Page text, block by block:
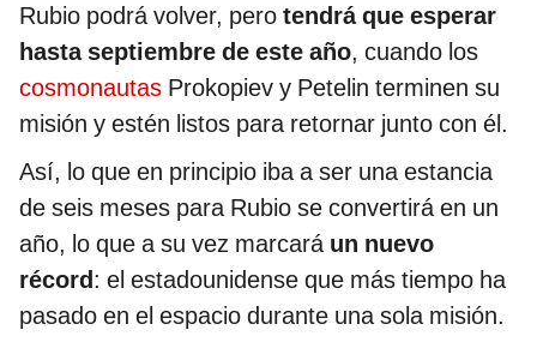
Rubio podrá volver, pero tendrá que esperar
hasta septiembre de este año, cuando los
cosmonautas Prokopiev y Petelin terminen su
misión y estén listos para retornar junto con él.
Así, lo que en principio iba a ser una estancia
de seis meses para Rubio se convertirá en un
año, lo que a su vez marcará un nuevo
récord: el estadounidense que más tiempo ha
pasado en el espacio durante una sola misión.